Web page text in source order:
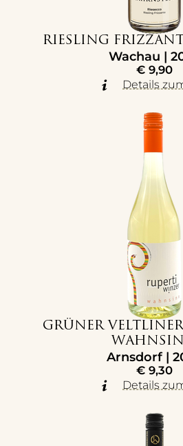
RIESLING
Wachau |
€9,90
Details
GRÜNER
Arnsdorf |
€9,30
Details